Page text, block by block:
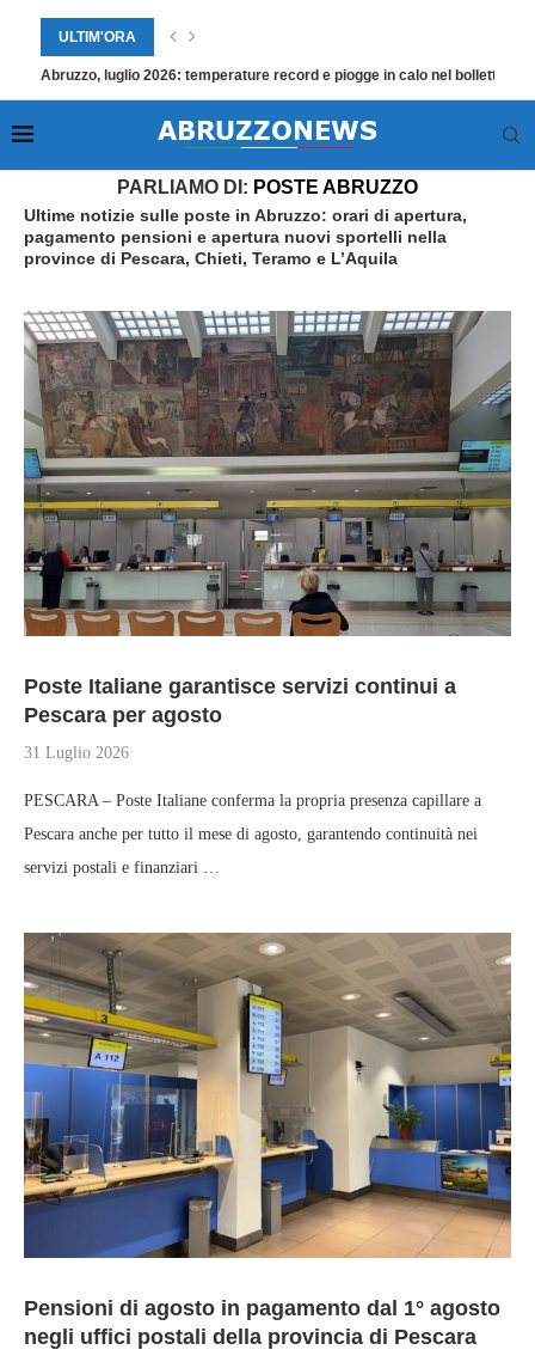
ULTIM'ORA
Abruzzo, luglio 2026: temperature record e piogge in calo nel bollettino
Home Poste Abruzzo
PARLIAMO DI: POSTE ABRUZZO
Ultime notizie sulle poste in Abruzzo: orari di apertura,
pagamento pensioni e apertura nuovi sportelli nella
province di Pescara, Chieti, Teramo e L’Aquila
Poste Italiane garantisce servizi continui a
Pescara per agosto
31 Luglio 2026
PESCARA – Poste Italiane conferma la propria presenza capillare a
Pescara anche per tutto il mese di agosto, garantendo continuità nei
servizi postali e finanziari …
Pensioni di agosto in pagamento dal 1° agosto
negli uffici postali della provincia di Pescara